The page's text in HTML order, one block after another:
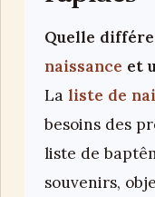
Quelle
naissance et
La liste de
besoins des
liste de
souvenirs,